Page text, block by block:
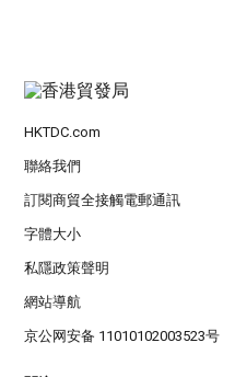
HKTDC.com
聯絡我們
訂閱商貿全接觸電郵通訊
字體大小
私隱政策聲明
網站導航
京公网安备 11010102003523号